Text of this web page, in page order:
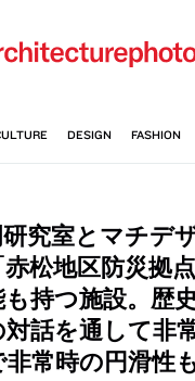
究室とマチデ
松地区防災拠
持つ施設。歴
話を通して非
常時の円滑性